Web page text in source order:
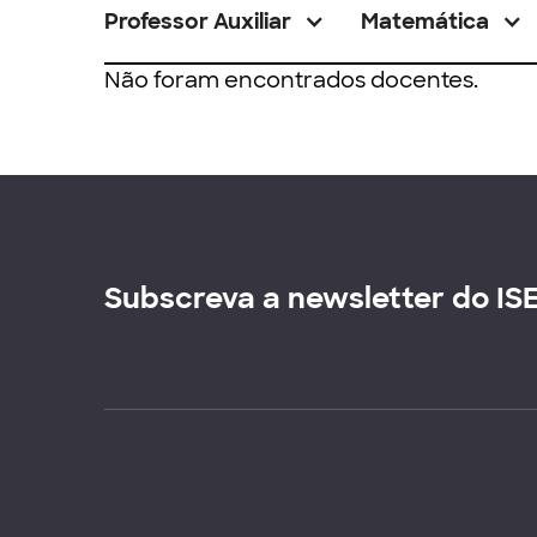
Professor Auxiliar Matemática
Não foram encontrados docentes.
Subscreva a newsletter do